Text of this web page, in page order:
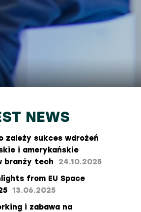
NEWS
zależy sukces wdrożeń
i amerykańskie
branży tech 24.10.2025
from EU Space
13.06.2025
i zabawa na